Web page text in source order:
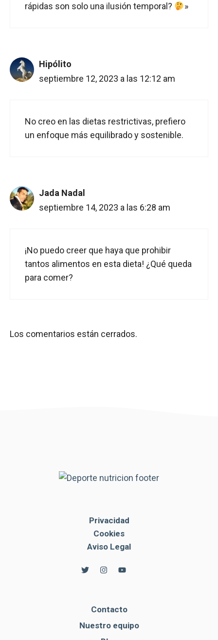
rápidas son solo una ilusión temporal?
»
Hipólito
septiembre 12, 2023 a las 12:12 am
No creo en las dietas restrictivas, prefiero
un enfoque más equilibrado y sostenible.
Jada Nadal
septiembre 14, 2023 a las 6:28 am
¡No puedo creer que haya que prohibir
tantos alimentos en esta dieta! ¿Qué queda
para comer?
Los comentarios están cerrados.
Privacidad
Cookies
Aviso Legal
Contacto
Nuestro equipo